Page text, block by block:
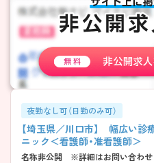
夜勤なし可（日勤のみ可）
【埼玉県／川口市】 幅広い診
ニック＜看護師・准看護師＞
名称非公開 ※詳細はお問い合わせ